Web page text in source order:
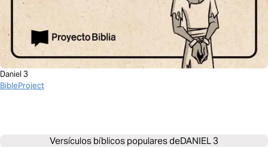
Daniel 3
BibleProject
Versículos bíblicos populares deDANIEL 3